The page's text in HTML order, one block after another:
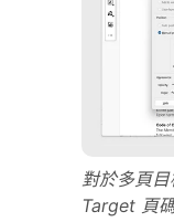
對於多頁
Target 頁